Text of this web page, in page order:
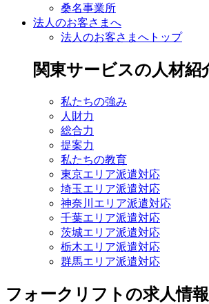
桑名事業所
法人のお客さまへ
法人のお客さまへトップ
関東サービスの人材紹
私たちの強み
人財力
総合力
提案力
私たちの教育
東京エリア派遣対応
埼玉エリア派遣対応
神奈川エリア派遣対応
千葉エリア派遣対応
茨城エリア派遣対応
栃木エリア派遣対応
群馬エリア派遣対応
フォークリフトの求人情